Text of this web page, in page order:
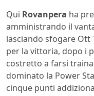
Qui Rovanpera ha
amministrando il
lasciando sfogare Ott
per la vittoria, dopo i
costretto a farsi
dominato la Power
cinque punti